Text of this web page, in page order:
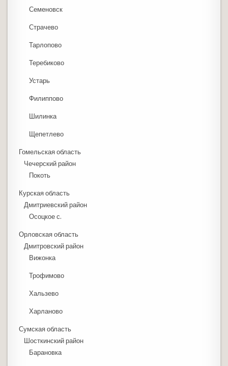
Семеновск
Страчево
Тарлопово
Теребиково
Устарь
Филиппово
Шилинка
Щепетлево
Гомельская область
Чечерский район
Покоть
Курская область
Дмитриевский район
Осоцкое с.
Орловская область
Дмитровский район
Вижонка
Трофимово
Хальзево
Харланово
Сумская область
Шосткинский район
Барановка